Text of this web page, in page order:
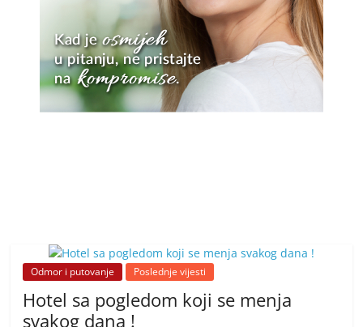
Odmor i putovanje Poslednje vijesti
Hotel sa pogledom koji se menja
svakog dana !